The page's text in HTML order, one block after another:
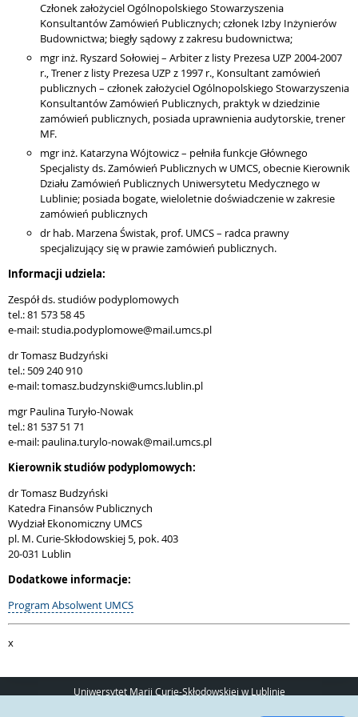
Członek założyciel Ogólnopolskiego Stowarzyszenia
Konsultantów Zamówień Publicznych; członek Izby Inżynierów
Budownictwa; biegły sądowy z zakresu budownictwa;
mgr inż. Ryszard Sołowiej – Arbiter z listy Prezesa UZP 2004-2007
r., Trener z listy Prezesa UZP z 1997 r., Konsultant zamówień
publicznych – członek założyciel Ogólnopolskiego Stowarzyszenia
Konsultantów Zamówień Publicznych, praktyk w dziedzinie
zamówień publicznych, posiada uprawnienia audytorskie, trener
MF.
mgr inż. Katarzyna Wójtowicz – pełniła funkcje Głównego
Specjalisty ds. Zamówień Publicznych w UMCS, obecnie Kierownik
Działu Zamówień Publicznych Uniwersytetu Medycznego w
Lublinie; posiada bogate, wieloletnie doświadczenie w zakresie
zamówień publicznych
dr hab. Marzena Świstak, prof. UMCS – radca prawny
specjalizujący się w prawie zamówień publicznych.
Informacji udziela:
Zespół ds. studiów podyplomowych
tel.: 81 573 58 45
e-mail: studia.podyplomowe@mail.umcs.pl
dr Tomasz Budzyński
tel.: 509 240 910
e-mail: tomasz.budzynski@umcs.lublin.pl
mgr Paulina Turyło-Nowak
tel.: 81 537 51 71
e-mail: paulina.turylo-nowak@mail.umcs.pl
Kierownik studiów podyplomowych:
dr Tomasz Budzyński
Katedra Finansów Publicznych
Wydział Ekonomiczny UMCS
pl. M. Curie-Skłodowskiej 5, pok. 403
20-031 Lublin
Dodatkowe informacje:
Program Absolwent UMCS
x
Uniwersytet Marii Curie-Skłodowskiej w Lublinie